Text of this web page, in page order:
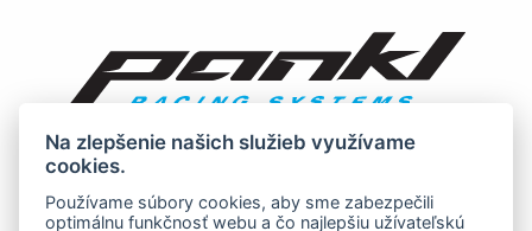
Na zlepšenie našich služieb využívame
cookies.
Používame súbory cookies, aby sme zabezpečili
optimálnu funkčnosť webu a čo najlepšiu užívateľskú